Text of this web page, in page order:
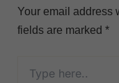
Your email address
fields are marked *
here..